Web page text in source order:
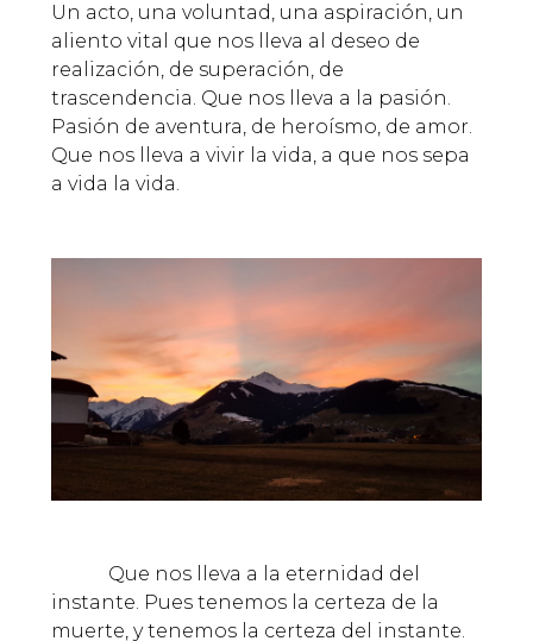
Un acto, una voluntad, una aspiración, un
aliento vital que nos lleva al deseo de
realización, de superación, de
trascendencia. Que nos lleva a la pasión.
Pasión de aventura, de heroísmo, de amor.
Que nos lleva a vivir la vida, a que nos sepa
a vida la vida.
Que nos lleva a la eternidad del
instante. Pues tenemos la certeza de la
muerte, y tenemos la certeza del instante.